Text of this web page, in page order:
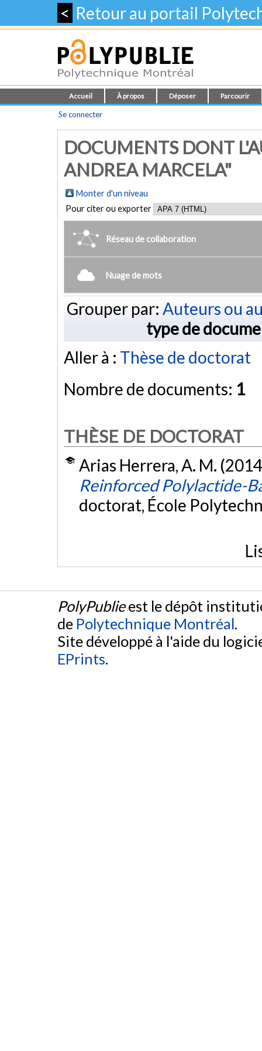
< Retour au portail
Accueil À propos Déposer Parcourir
Se connecter
DOCUMENTS DONT
ANDREA MARCELA"
Monter d'un niveau
Pour citer ou exporter
Réseau de collaboration
Nuage de mots
Grouper par: Auteurs ou
type de
Aller à : Thèse de doctorat
Nombre de documents: 1
THÈSE DE DOCTORAT
Arias Herrera, A. M.
Reinforced Polylactide-
doctorat, École
PolyPublieest le dépôt
de Polytechnique Montréal.
Site développé à l'aide du
EPrints.